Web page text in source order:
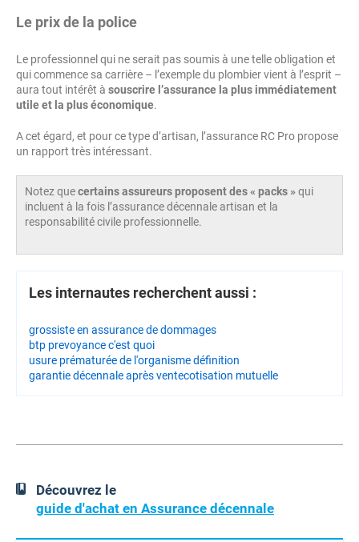
Le prix de la police
Le professionnel qui ne serait pas soumis à une telle obligation et
qui commence sa carrière – l’exemple du plombier vient à l’esprit –
aura tout intérêt à souscrire l’assurance la plus immédiatement
utile et la plus économique.
A cet égard, et pour ce type d’artisan, l’assurance RC Pro propose
un rapport très intéressant.
Notez quecertains assureurs proposent des « packs »qui
incluent à la fois l’assurance décennale artisan et la
responsabilité civile professionnelle.
Les internautes recherchent aussi :
grossiste en assurance de dommages
btp prevoyance c'est quoi
usure prématurée de l'organisme définition
garantie décennale après ventecotisation mutuelle
Découvrez le
guide d'achat en Assurance décennale